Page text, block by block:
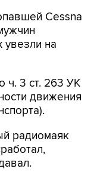
Cessna
на
ч. 3 ст. 263 УК
движения
радиомаяк